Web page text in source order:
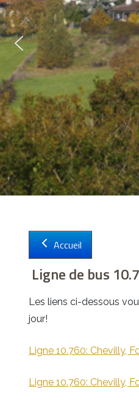
Accueil
Ligne de bus
Les liens ci-dessous
jour!
Ligne 10.760: Chevilly,
Ligne 10.760: Chevilly,
Sign in with a passkey
Connexion